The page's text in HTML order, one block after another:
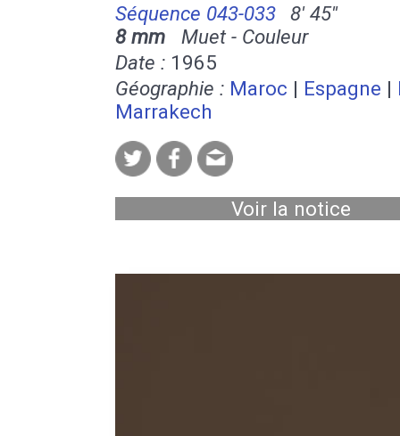
Séquence 043-033
8' 45''
8 mm Muet - Couleur
Date : 1965
Géographie : Maroc | Espagne |
Marrakech
Voir la notice